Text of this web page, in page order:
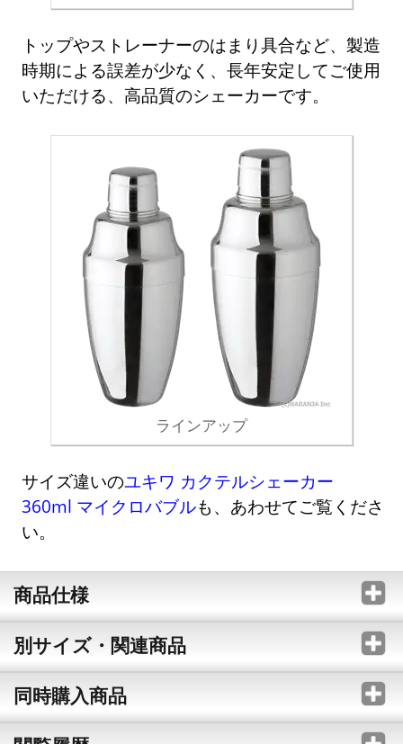
トップやストレーナーのはまり具合など、製造
時期による誤差が少なく、長年安定してご使用
いただける、高品質のシェーカーです。
ラインアップ
サイズ違いのユキワ カクテルシェーカー
360ml マイクロバブルも、あわせてご覧くださ
い。
商品仕様
別サイズ・関連商品
同時購入商品